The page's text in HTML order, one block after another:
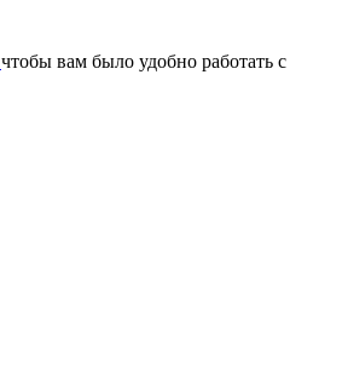
чтобы вам было удобно работать с